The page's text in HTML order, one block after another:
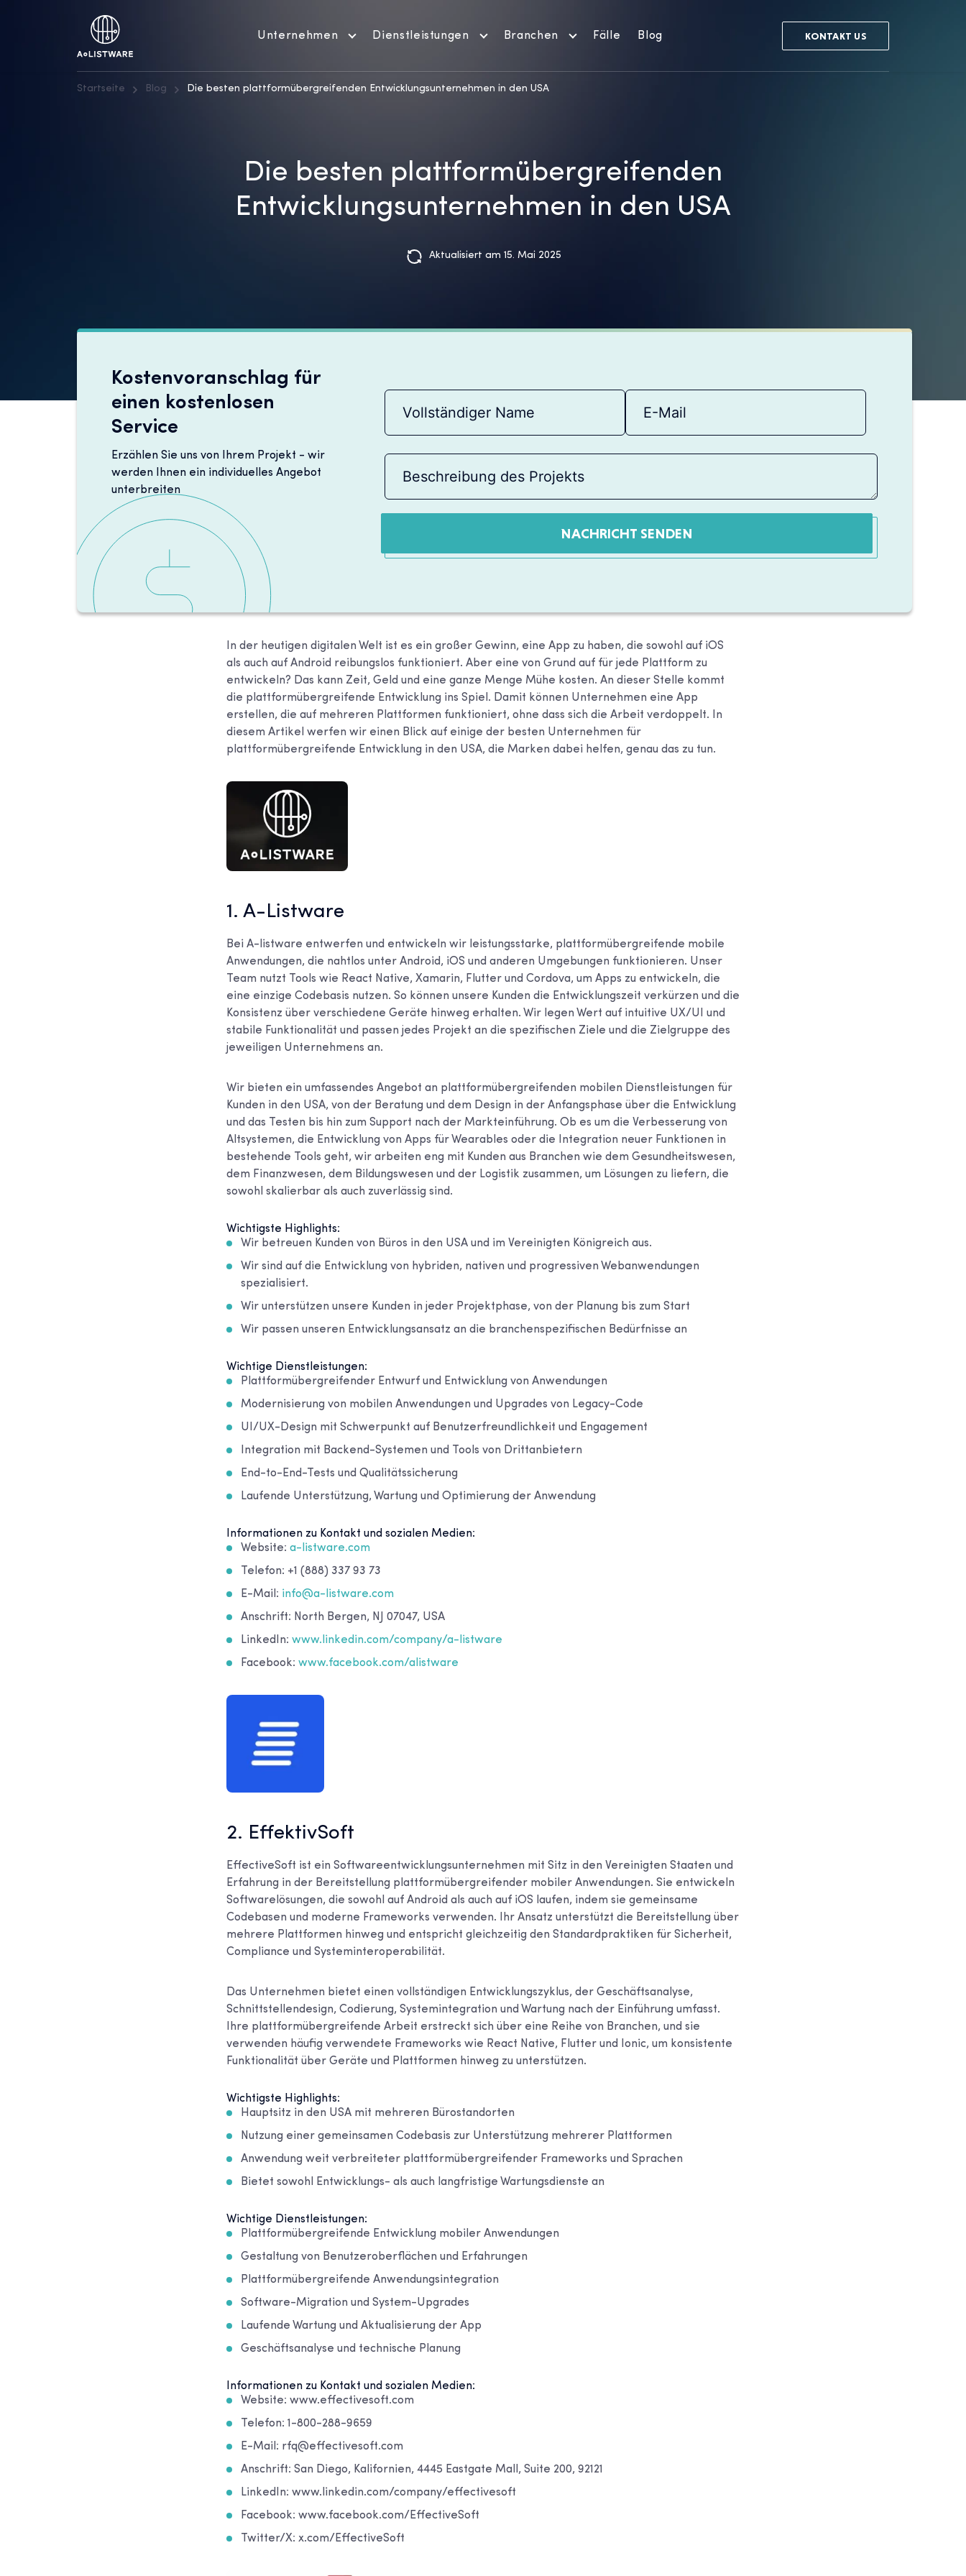
Unternehmen Dienstleistungen Branchen Fälle Blog KONTAKT US
Startseite Blog Die besten plattformübergreifenden Entwicklungsunternehmen in den USA
Die besten plattformübergreifenden
Entwicklungsunternehmen in den USA
Aktualisiert am 15. Mai 2025
Kostenvoranschlag für
einen kostenlosen
Service
Erzählen Sie uns von Ihrem Projekt - wir
werden Ihnen ein individuelles Angebot
unterbreiten
NACHRICHT SENDEN
In der heutigen digitalen Welt ist es ein großer Gewinn, eine App zu haben, die sowohl auf iOS
als auch auf Android reibungslos funktioniert. Aber eine von Grund auf für jede Plattform zu
entwickeln? Das kann Zeit, Geld und eine ganze Menge Mühe kosten. An dieser Stelle kommt
die plattformübergreifende Entwicklung ins Spiel. Damit können Unternehmen eine App
erstellen, die auf mehreren Plattformen funktioniert, ohne dass sich die Arbeit verdoppelt. In
diesem Artikel werfen wir einen Blick auf einige der besten Unternehmen für
plattformübergreifende Entwicklung in den USA, die Marken dabei helfen, genau das zu tun.
1. A-Listware
Bei A-listware entwerfen und entwickeln wir leistungsstarke, plattformübergreifende mobile
Anwendungen, die nahtlos unter Android, iOS und anderen Umgebungen funktionieren. Unser
Team nutzt Tools wie React Native, Xamarin, Flutter und Cordova, um Apps zu entwickeln, die
eine einzige Codebasis nutzen. So können unsere Kunden die Entwicklungszeit verkürzen und die
Konsistenz über verschiedene Geräte hinweg erhalten. Wir legen Wert auf intuitive UX/UI und
stabile Funktionalität und passen jedes Projekt an die spezifischen Ziele und die Zielgruppe des
jeweiligen Unternehmens an.
Wir bieten ein umfassendes Angebot an plattformübergreifenden mobilen Dienstleistungen für
Kunden in den USA, von der Beratung und dem Design in der Anfangsphase über die Entwicklung
und das Testen bis hin zum Support nach der Markteinführung. Ob es um die Verbesserung von
Altsystemen, die Entwicklung von Apps für Wearables oder die Integration neuer Funktionen in
bestehende Tools geht, wir arbeiten eng mit Kunden aus Branchen wie dem Gesundheitswesen,
dem Finanzwesen, dem Bildungswesen und der Logistik zusammen, um Lösungen zu liefern, die
sowohl skalierbar als auch zuverlässig sind.
Wichtigste Highlights:
Wir betreuen Kunden von Büros in den USA und im Vereinigten Königreich aus.
Wir sind auf die Entwicklung von hybriden, nativen und progressiven Webanwendungen
spezialisiert.
Wir unterstützen unsere Kunden in jeder Projektphase, von der Planung bis zum Start
Wir passen unseren Entwicklungsansatz an die branchenspezifischen Bedürfnisse an
Wichtige Dienstleistungen:
Plattformübergreifender Entwurf und Entwicklung von Anwendungen
Modernisierung von mobilen Anwendungen und Upgrades von Legacy-Code
UI/UX-Design mit Schwerpunkt auf Benutzerfreundlichkeit und Engagement
Integration mit Backend-Systemen und Tools von Drittanbietern
End-to-End-Tests und Qualitätssicherung
Laufende Unterstützung, Wartung und Optimierung der Anwendung
Informationen zu Kontakt und sozialen Medien:
Website: a-listware.com
Telefon: +1 (888) 337 93 73
E-Mail: info@a-listware.com
Anschrift: North Bergen, NJ 07047, USA
LinkedIn: www.linkedin.com/company/a-listware
Facebook: www.facebook.com/alistware
2. EffektivSoft
EffectiveSoft ist ein Softwareentwicklungsunternehmen mit Sitz in den Vereinigten Staaten und
Erfahrung in der Bereitstellung plattformübergreifender mobiler Anwendungen. Sie entwickeln
Softwarelösungen, die sowohl auf Android als auch auf iOS laufen, indem sie gemeinsame
Codebasen und moderne Frameworks verwenden. Ihr Ansatz unterstützt die Bereitstellung über
mehrere Plattformen hinweg und entspricht gleichzeitig den Standardpraktiken für Sicherheit,
Compliance und Systeminteroperabilität.
Das Unternehmen bietet einen vollständigen Entwicklungszyklus, der Geschäftsanalyse,
Schnittstellendesign, Codierung, Systemintegration und Wartung nach der Einführung umfasst.
Ihre plattformübergreifende Arbeit erstreckt sich über eine Reihe von Branchen, und sie
verwenden häufig verwendete Frameworks wie React Native, Flutter und Ionic, um konsistente
Funktionalität über Geräte und Plattformen hinweg zu unterstützen.
Wichtigste Highlights:
Hauptsitz in den USA mit mehreren Bürostandorten
Nutzung einer gemeinsamen Codebasis zur Unterstützung mehrerer Plattformen
Anwendung weit verbreiteter plattformübergreifender Frameworks und Sprachen
Bietet sowohl Entwicklungs- als auch langfristige Wartungsdienste an
Wichtige Dienstleistungen:
Plattformübergreifende Entwicklung mobiler Anwendungen
Gestaltung von Benutzeroberflächen und Erfahrungen
Plattformübergreifende Anwendungsintegration
Software-Migration und System-Upgrades
Laufende Wartung und Aktualisierung der App
Geschäftsanalyse und technische Planung
Informationen zu Kontakt und sozialen Medien:
Website: www.effectivesoft.com
Telefon: 1-800-288-9659
E-Mail: rfq@effectivesoft.com
Anschrift: San Diego, Kalifornien, 4445 Eastgate Mall, Suite 200, 92121
LinkedIn: www.linkedin.com/company/effectivesoft
Facebook: www.facebook.com/EffectiveSoft
Twitter/X: x.com/EffectiveSoft